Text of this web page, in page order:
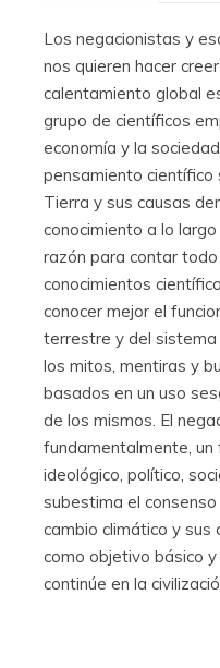
Los negacionistas y
nos quieren hacer
calentamiento global
grupo de científicos
economía y la
pensamiento
Tierra y sus causas
conocimiento a lo
razón para contar
conocimientos
conocer mejor el
terrestre y del sistema
los mitos, mentiras y
basados en un uso
de los mismos. El
fundamentalmente, un
ideológico, político,
subestima el
cambio climático y sus
como objetivo básico
continúe en la